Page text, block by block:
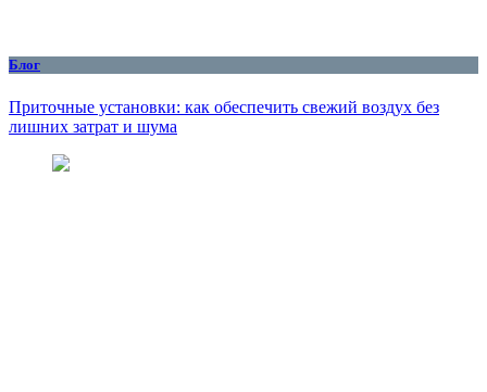
Блог
Приточные установки: как обеспечить свежий воздух без
лишних затрат и шума